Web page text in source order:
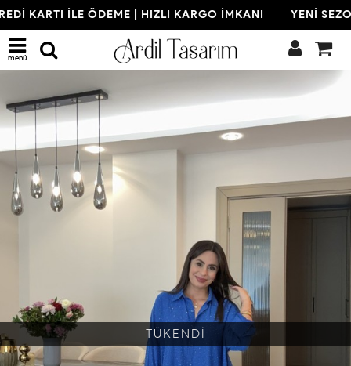
KARTI İLE ÖDEME | HIZLI KARGO İMKANI YENİ
menü
TÜKENDİ